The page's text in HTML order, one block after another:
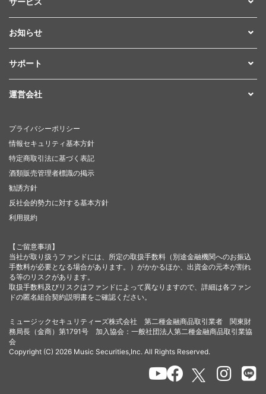
お知らせ
サポート
運営会社
プライバシーポリシー
情報セキュリティ基本方針
特定商取引法に基づく表記
酒類販売管理者標識の掲示
勧誘方針
反社会的勢力に対する基本方針
利用規約
【ご留意事項】
当社が取り扱うファンドには、所定の取扱手数料（別途金融機関へのお振込
手数料が必要となる場合があります。）がかかるほか、出資金の元本が割れ
る等のリスクがあります。
取扱手数料及びリスクはファンドによって異なりますので、詳細は各ファン
ドの匿名組合契約説明書をご確認ください。
ミュージックセキュリティーズ株式会社 第二種金融商品取引業者 関東財
務局長（金商）第1791号 加入協会：一般社団法人第二種金融商品取引業協
会
Copyright (C) 2026 Music Securities,Inc. All Rights Reserved.